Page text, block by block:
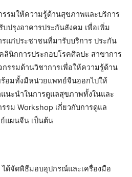
รรมให้ความรู้ด้านสุขภาพและบริการ
ปรุงอาคารประกันสังคม เพื่อเพิ่ม
แก่ประชาชนที่มารับบริการ ประกัน
ลินิกการประกอบโรคศิลปะ สาขาการ
รรมด้านวิชาการเพื่อให้ความรู้ด้าน
อมทั้งมีหน่วยแพทย์จีนออกไปให้
นะนำในการดูแลสุขภาพทั้งในและ
รม Workshop เกี่ยวกับการดูแล
แผนจีน เป็นต้น
ด้จัดพิธีมอบอุปกรณ์และเครื่องมือ